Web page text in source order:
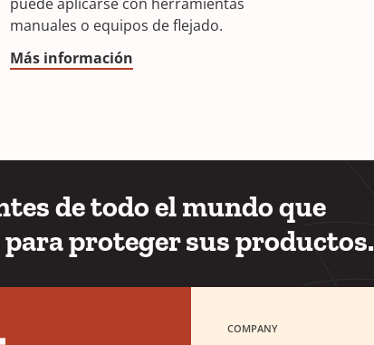
manuales o equipos de flejado.
Más información
de todo el mundo que
proteger sus productos.
COMPANY